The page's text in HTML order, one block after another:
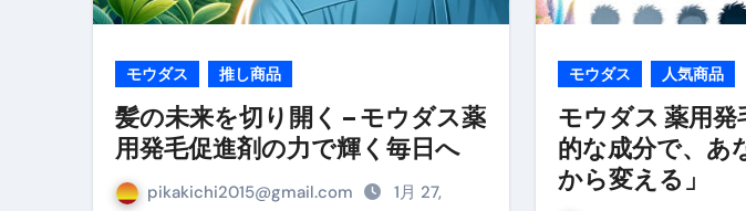
この動画は国にすぐ消されます。これが日本が残念な国にな
意外にありえる？日経平均40000円を妄想シナリオ検証してみ
アフィリエイト【稼げるキーワード】一覧※YouTubeブログ
【必見】融資受けるなら”コレ”を確実に取り組むべき！
弁護士が教える「投資詐欺」に引っかからないための方法 #投
モウダス 推し商品
髪の未来を切り開く – モウダス薬
用発毛促進剤の力で輝く毎日へ
pikakichi2015@gmail.com
1月 27,
モウダス 人気商品
モウダス 薬用発
的な成分で、あ
から変える」